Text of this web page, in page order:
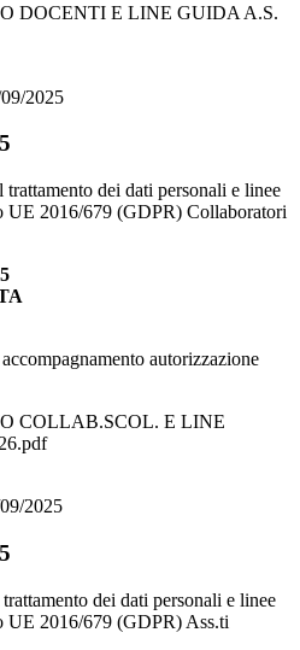
DOCENTI E LINE GUIDA A.S.
2025
dei dati personali e linee
UE 2016/679 (GDPR) Collaboratori
autorizzazione
COLLAB.SCOL. E LINE
2025
dei dati personali e linee
UE 2016/679 (GDPR) Ass.ti